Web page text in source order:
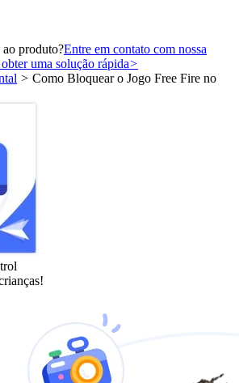
ao produto?Entre em contato com nossa
uma solução rápida>
> Como Bloquear o Jogo Free Fire no